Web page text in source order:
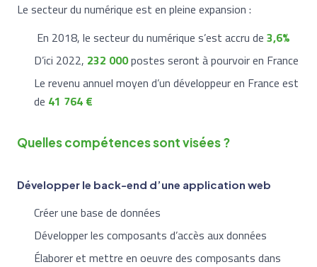
Le secteur du numérique est en pleine expansion :
En 2018, le secteur du numérique s’est accru de 3,6%
D’ici 2022, 232 000postes seront à pourvoir en France
Le revenu annuel moyen d’un développeur en France est
de 41 764 €
Quelles compétences sont visées ?
Développer le back-end d’une application web
Créer une base de données
Développer les composants d’accès aux données
Élaborer et mettre en oeuvre des composants dans